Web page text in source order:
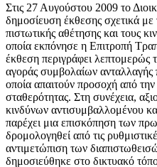
Στις 27 Αυγούστου 2009 το
δημοσίευση έκθεσης σχετικά
πιστωτικής αθέτησης και τους
οποία εκπόνησε η Επιτροπή
έκθεση περιγράφει λεπτομερώς
αγοράς συμβολαίων ανταλλαγής
οποία απαιτούν προσοχή από
σταθερότητας. Στη συνέχεια,
κινδύνων αντισυμβαλλομένου
παρέχει μια επισκόπηση των
δρομολογηθεί από τις
αντιμετώπιση των
δημοσιεύθηκε στο δικτυακό